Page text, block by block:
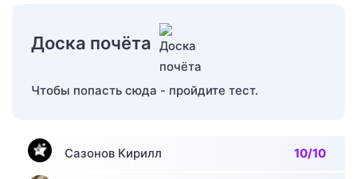
Доска почёта
Чтобы попасть сюда - пройдите тест.
Сазонов Кирилл 10/10